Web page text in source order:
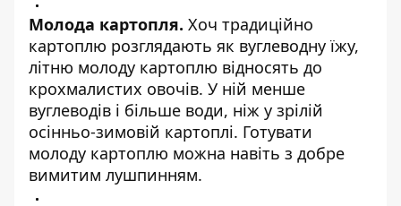
Молода картопля. Хоч традиційно
картоплю розглядають як вуглеводну їжу,
літню молоду картоплю відносять до
крохмалистих овочів. У ній менше
вуглеводів і більше води, ніж у зрілій
осінньо-зимовій картоплі. Готувати
молоду картоплю можна навіть з добре
вимитим лушпинням.